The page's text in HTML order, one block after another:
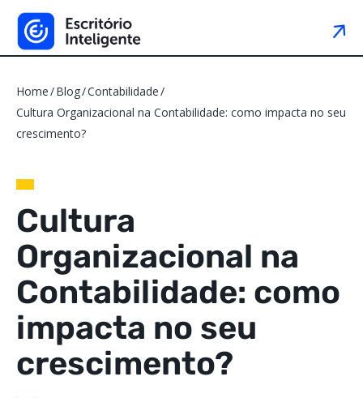
Home Blog Contabilidade
Cultura Organizacional na Contabilidade: como impacta no seu
crescimento?
Cultura
Organizacional na
Contabilidade: como
impacta no seu
crescimento?